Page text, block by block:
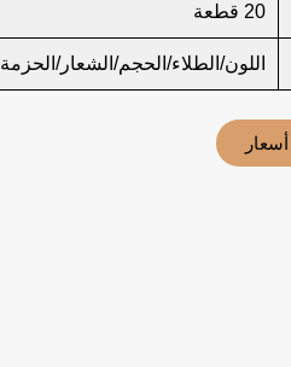
20 قطعة
اللون/الطلاء/الحجم/الشعار/الحزمة